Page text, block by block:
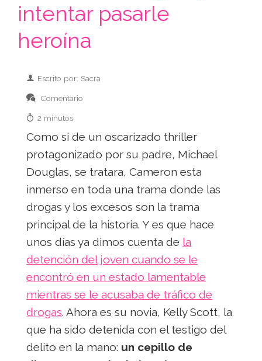
intentar pasarle
heroína
Escrito por: Sacra
Comentario
2 minutos
Como si de un oscarizado thriller
protagonizado por su padre, Michael
Douglas, se tratara, Cameron esta
inmerso en toda una trama donde las
drogas y los excesos son la trama
principal de la historia. Y es que hace
unos días ya dimos cuenta de la
detención del joven cuando se le
encontró en un estado lamentable
mientras se le acusaba de tráfico de
drogas. Ahora es su novia, Kelly Scott, la
que ha sido detenida con el testigo del
delito en la mano: un cepillo de